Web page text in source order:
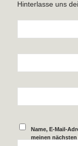
Hinterlasse uns
Name, E-Mail-
meinen